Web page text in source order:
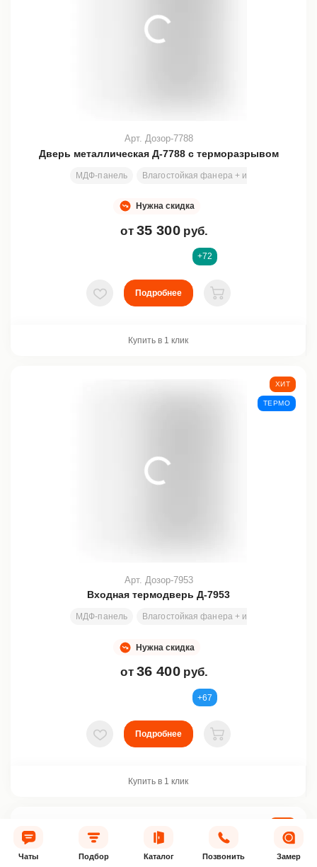
Дверь металлическая Д-7788 с терморазрывом
МДФ-панель Влагостойкая фанера + изолон (ППЭ НР)
Арт. Дозор-7788
Нужна скидка
от 35 300 руб.
+72
В избранное
Подробнее
В корзину
Купить в 1 клик
Входная термодверь Д-7953
МДФ-панель Влагостойкая фанера + изолон (ППЭ НР)
Арт. Дозор-7953
Нужна скидка
от 36 400 руб.
ХИТ
ТЕРМО
+67
В избранное
Подробнее
В корзину
Купить в 1 клик
ТЕРМО
Чаты Подбор Каталог Позвонить Замер